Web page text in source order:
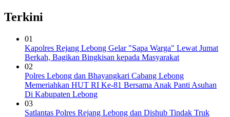
Terkini
01
Kapolres Rejang Lebong Gelar "Sapa Warga" Lewat Jumat
Berkah, Bagikan Bingkisan kepada Masyarakat
02
Polres Lebong dan Bhayangkari Cabang Lebong
Memeriahkan HUT RI Ke-81 Bersama Anak Panti Asuhan
Di Kabupaten Lebong
03
Satlantas Polres Rejang Lebong dan Dishub Tindak Truk